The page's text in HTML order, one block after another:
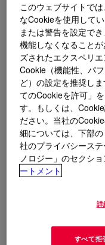
とはDOWSIL™
Blend?
シリコーンエラス
cSt) ジメチコンと
未満。化粧品表示
ンクロスポリマー
このウェブサイトで
なCookieを使用して
または警告を設定で
機能しなくなること
ズされたエクスペリ
Cookie（機能性、パ
ど）の設定を推奨し
てのCookieを許可」
す。もしくは、
ださい。当社の
細については、下部
社のプライバシース
ノロジー」のセクショ
ートメント
詳
すべて拒